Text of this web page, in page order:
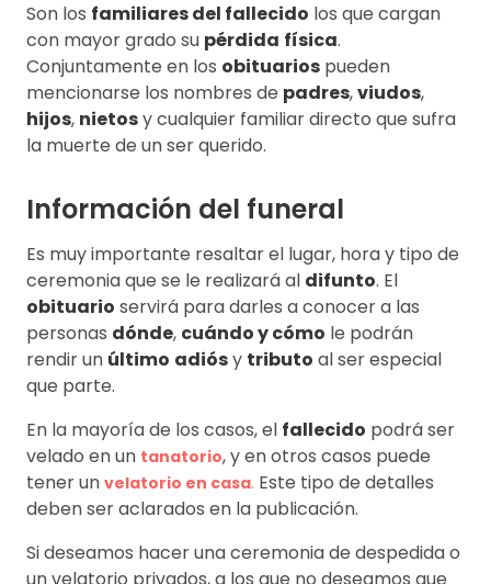
Son los familiares del fallecido los que cargan
con mayor grado su pérdida física.
Conjuntamente en los obituarios pueden
mencionarse los nombres de padres,viudos,
hijos, nietosy cualquier familiar directo que sufra
la muerte de un ser querido.
Información del funeral
Es muy importante resaltar el lugar, hora y tipo de
ceremonia que se le realizará al difunto. El
obituario servirá para darles a conocer a las
personas dónde, cuándo y cómo le podrán
rendir un último adiósy tributo al ser especial
que parte.
En la mayoría de los casos, el fallecido podrá ser
velado en un tanatorio, y en otros casos puede
tener un velatorio en casa. Este tipo de detalles
deben ser aclarados en la publicación.
Si deseamos hacer una ceremonia de despedida o